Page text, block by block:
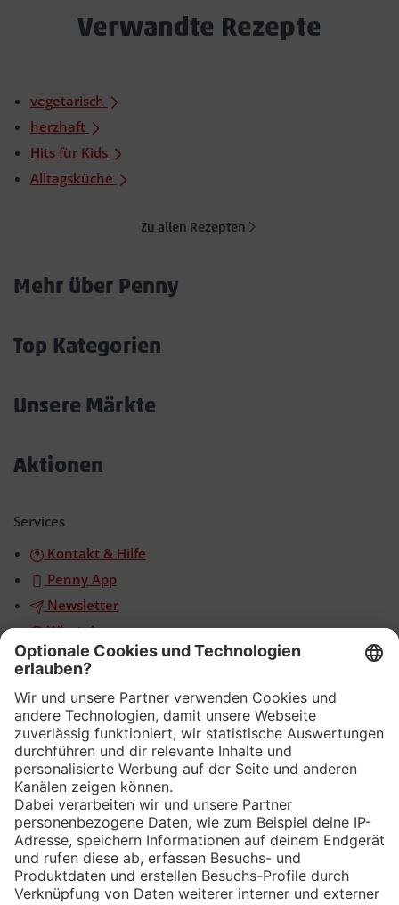
Verwandte Rezepte
vegetarisch
herzhaft
Hits für Kids
Alltagsküche
Zu allen Rezepten
Mehr über Penny
Top Kategorien
Unsere Märkte
Aktionen
Services
Kontakt & Hilfe
Penny App
Newsletter
WhatsApp
App